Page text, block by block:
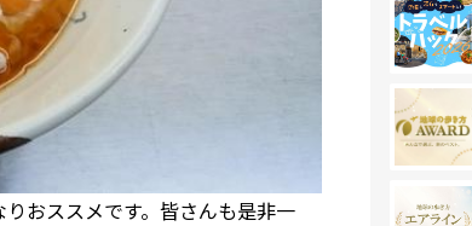
おススメです。皆さんも是非一